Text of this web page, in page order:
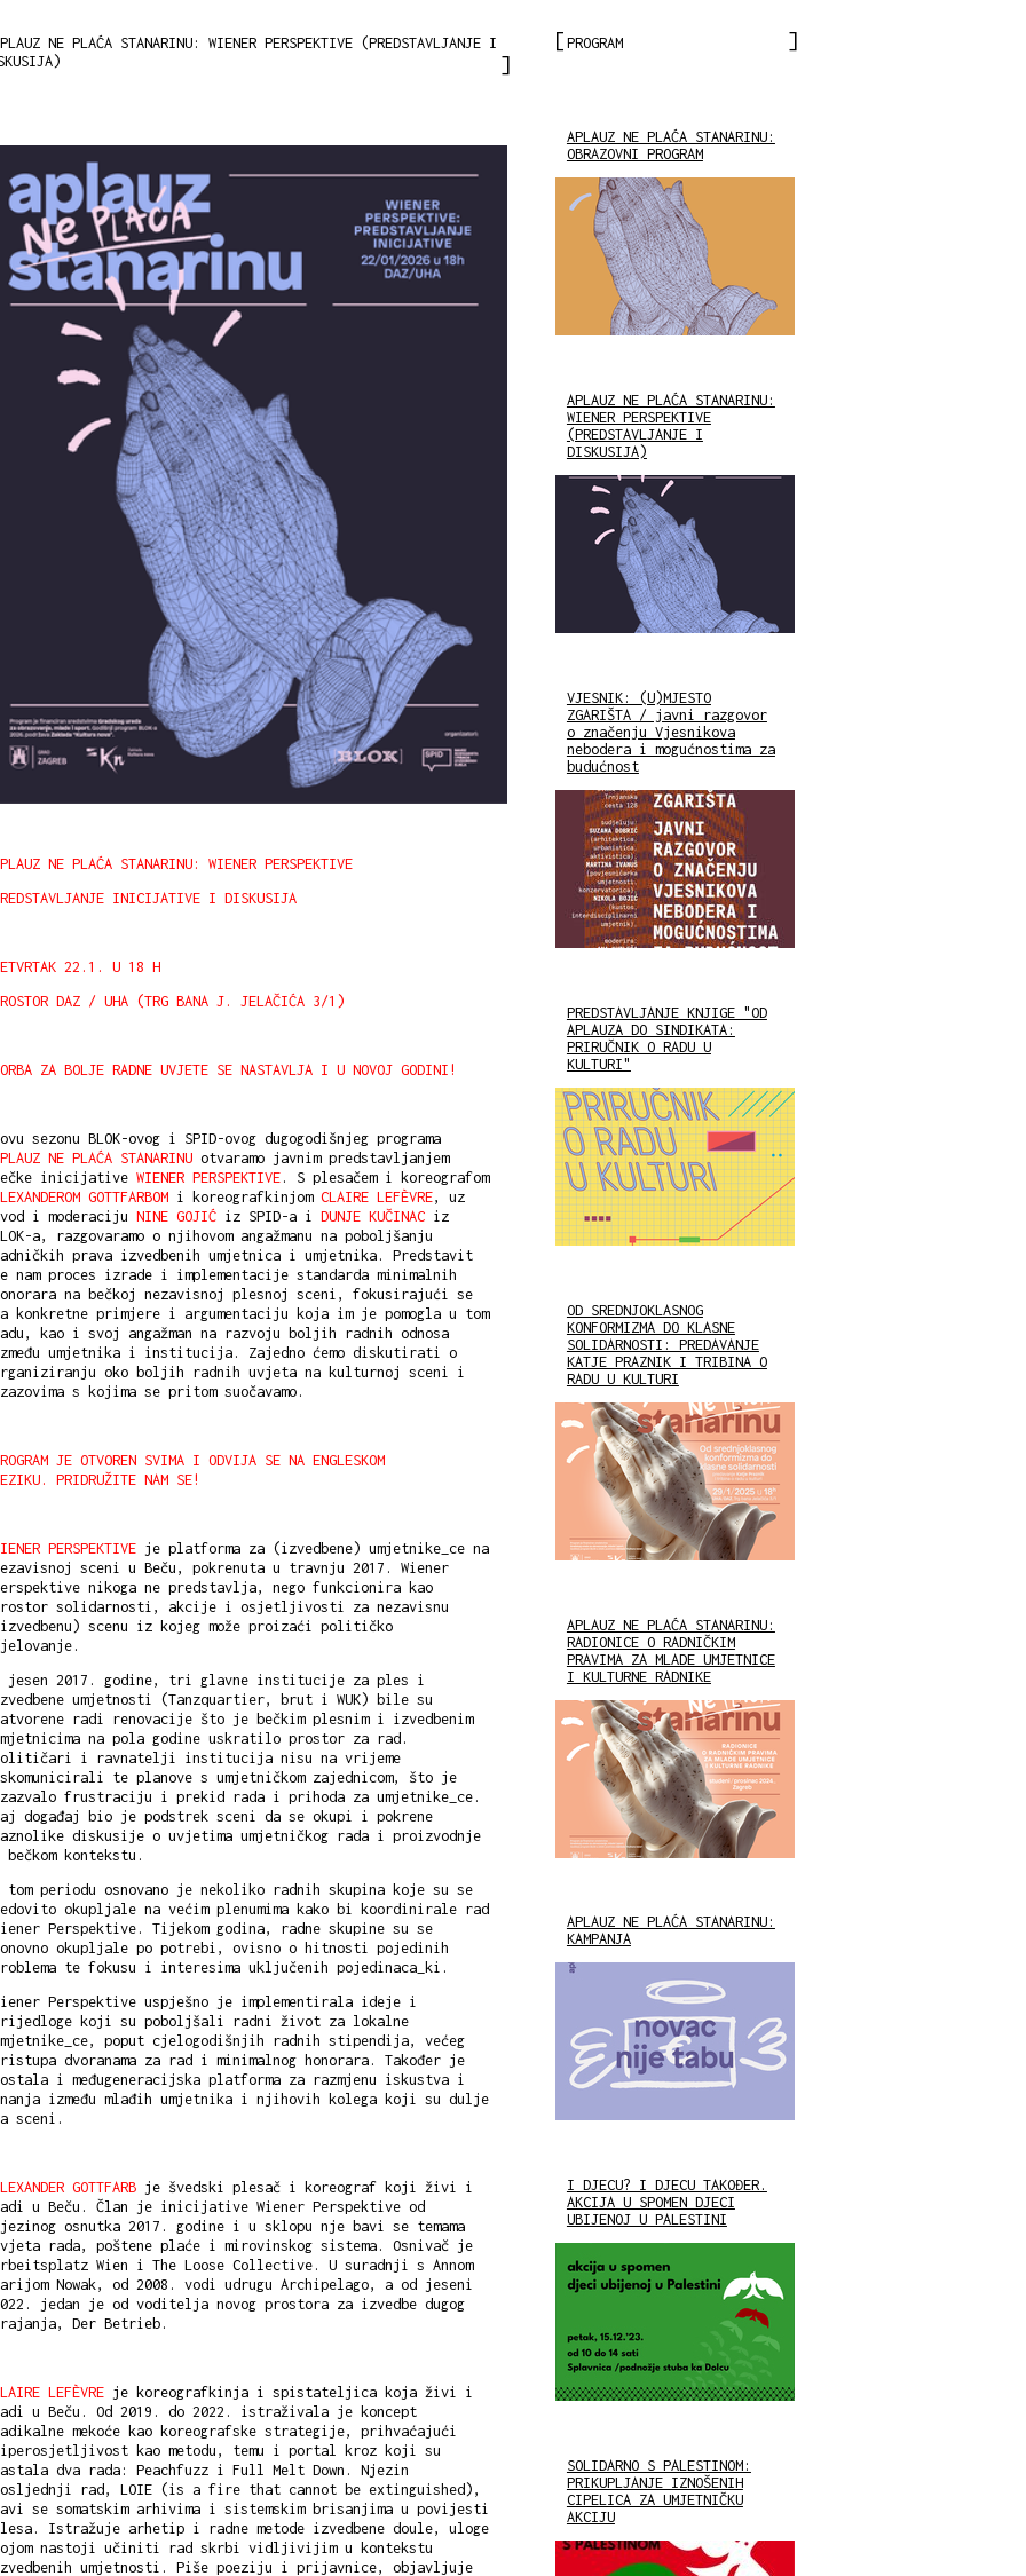
NE PLAĆA STANARINU: WIENER PERSPEKTIVE (PREDSTAVLJANJE I
NE PLAĆA STANARINU: WIENER PERSPEKTIVE
INICIJATIVE I DISKUSIJA
22.1. U 18 H
DAZ / UHA (TRG BANA J. JELAČIĆA 3/1)
ZA BOLJE RADNE UVJETE SE NASTAVLJA I U NOVOJ GODINI!
sezonu BLOK-ovog i SPID-ovog dugogodišnjeg programa
NE PLAĆA STANARINU otvaramo javnim predstavljanjem
inicijative WIENER PERSPEKTIVE . S plesačem i koreografom
GOTTFARBOM i koreografkinjom CLAIRE LEFÈVRE, uz
i moderaciju NINE GOJIĆ iz SPID-a i DUNJE KUČINAC iz
a, razgovaramo o njihovom angažmanu na poboljšanju
prava izvedbenih umjetnica i umjetnika. Predstavit
nam proces izrade i implementacije standarda minimalnih
na bečkoj nezavisnoj plesnoj sceni, fokusirajući se
konkretne primjere i argumentaciju koja im je pomogla u tom
kao i svoj angažman na razvoju boljih radnih odnosa
umjetnika i institucija. Zajedno ćemo diskutirati o
oko boljih radnih uvjeta na kulturnoj sceni i
s kojima se pritom suočavamo.
JE OTVOREN SVIMA I ODVIJA SE NA ENGLESKOM
PRIDRUŽITE NAM SE!
PERSPEKTIVE je platforma za (izvedbene) umjetnike_ce na
sceni u Beču, pokrenuta u travnju 2017. Wiener
nikoga ne predstavlja, nego funkcionira kao
solidarnosti, akcije i osjetljivosti za nezavisnu
scenu iz kojeg može proizaći političko
jesen 2017. godine, tri glavne institucije za ples i
umjetnosti (Tanzquartier, brut i WUK) bile su
radi renovacije što je bečkim plesnim i izvedbenim
na pola godine uskratilo prostor za rad.
i ravnatelji institucija nisu na vrijeme
te planove s umjetničkom zajednicom, što je
frustraciju i prekid rada i prihoda za umjetnike_ce.
događaj bio je podstrek sceni da se okupi i pokrene
diskusije o uvjetima umjetničkog rada i proizvodnje
bečkom kontekstu.
tom periodu osnovano je nekoliko radnih skupina koje su se
okupljale na većim plenumima kako bi koordinirale rad
Perspektive. Tijekom godina, radne skupine su se
okupljale po potrebi, ovisno o hitnosti pojedinih
te fokusu i interesima uključenih pojedinaca_ki.
Perspektive uspješno je implementirala ideje i
koji su poboljšali radni život za lokalne
poput cjelogodišnjih radnih stipendija, većeg
dvoranama za rad i minimalnog honorara. Također je
i međugeneracijska platforma za razmjenu iskustva i
između mlađih umjetnika i njihovih kolega koji su dulje
sceni.
GOTTFARB je švedski plesač i koreograf koji živi i
u Beču. Član je inicijative Wiener Perspektive od
osnutka 2017. godine i u sklopu nje bavi se temama
rada, poštene plaće i mirovinskog sistema. Osnivač je
Wien i The Loose Collective. U suradnji s Annom
Nowak, od 2008. vodi udrugu Archipelago, a od jeseni
jedan je od voditelja novog prostora za izvedbe dugog
Der Betrieb.
LEFÈVRE je koreografkinja i spistateljica koja živi i
u Beču. Od 2019. do 2022. istraživala je koncept
mekoće kao koreografske strategije, prihvaćajući
kao metodu, temu i portal kroz koji su
dva rada: Peachfuzz i Full Melt Down. Njezin
rad, LOIE (is a fire that cannot be extinguished),
se somatskim arhivima i sistemskim brisanjima u povijesti
Istražuje arhetip i radne metode izvedbene doule, uloge
nastoji učiniti rad skrbi vidljivijim u kontekstu
umjetnosti. Piše poeziju i prijavnice, objavljuje
PROGRAM
APLAUZ NE PLAĆA STANARINU:
OBRAZOVNI PROGRAM
APLAUZ NE PLAĆA STANARINU:
WIENER PERSPEKTIVE
(PREDSTAVLJANJE I
DISKUSIJA)
VJESNIK: (U)MJESTO
ZGARIŠTA / javni razgovor
o značenju Vjesnikova
nebodera i mogućnostima za
budućnost
PREDSTAVLJANJE KNJIGE "OD
APLAUZA DO SINDIKATA:
PRIRUČNIK O RADU U
KULTURI"
OD SREDNJOKLASNOG
KONFORMIZMA DO KLASNE
SOLIDARNOSTI: PREDAVANJE
KATJE PRAZNIK I TRIBINA O
RADU U KULTURI
APLAUZ NE PLAĆA STANARINU:
RADIONICE O RADNIČKIM
PRAVIMA ZA MLADE UMJETNICE
I KULTURNE RADNIKE
APLAUZ NE PLAĆA STANARINU:
KAMPANJA
I DJECU? I DJECU TAKOĐER.
AKCIJA U SPOMEN DJECI
UBIJENOJ U PALESTINI
SOLIDARNO S PALESTINOM:
PRIKUPLJANJE IZNOŠENIH
CIPELICA ZA UMJETNIČKU
AKCIJU